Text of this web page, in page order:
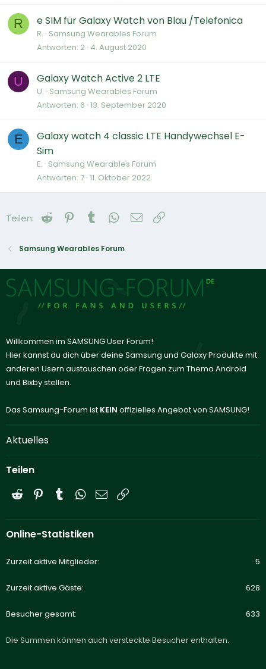
R e SIM für Galaxy Watch von Blau /Telefonica
R. Samsung Wearables Forum
Antworten 2 4. August 2020
U Galaxy Watch Active 2 LTE
U. Samsung Wearables Forum
Antworten 6 13. September 2020
E
Galaxy watch 4 classic LTE Handywechsel E-
Sim
E. Samsung Wearables Forum
Antworten 7 11. Oktober 2022
Teilen: Reddit Pinterest
Tumblr WhatsApp
E-Mail
Samsung Wearables Forum
Willkommen im SAMSUNG User Forum!
Hier kannst du dich über deine Samsung und Galaxy Produkte mit
anderen Usern austauschen oder Fragen zum Thema Android
und Bixby stellen.
Das Samsung-Forum ist KEIN offizielles Angebot von SAMSUNG!
Aktuelles
Teilen
Reddit PinterestTumblrWhatsApp
E-Mail
Online-Statistiken
Zurzeit aktive Mitglieder 5
Zurzeit aktive Gäste 628
Besucher gesamt 633
Die Summen können auch versteckte Besucher enthalten.